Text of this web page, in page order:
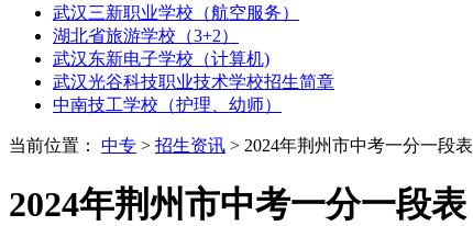
武汉三新职业学校（航空服务）
湖北省旅游学校（3+2）
武汉东新电子学校（计算机)
武汉光谷科技职业技术学校招生简章
中南技工学校（护理、幼师）
当前位置： 中专 > 招生资讯 > 2024年荆州市中考一分一段表
2024年荆州市中考一分一段表